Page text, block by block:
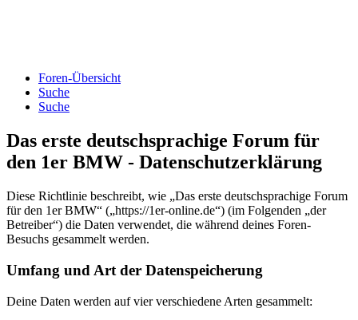
Foren-Übersicht
Suche
Suche
Das erste deutschsprachige Forum für
den 1er BMW - Datenschutzerklärung
Diese Richtlinie beschreibt, wie „Das erste deutschsprachige Forum
für den 1er BMW“ („https://1er-online.de“) (im Folgenden „der
Betreiber“) die Daten verwendet, die während deines Foren-
Besuchs gesammelt werden.
Umfang und Art der Datenspeicherung
Deine Daten werden auf vier verschiedene Arten gesammelt: